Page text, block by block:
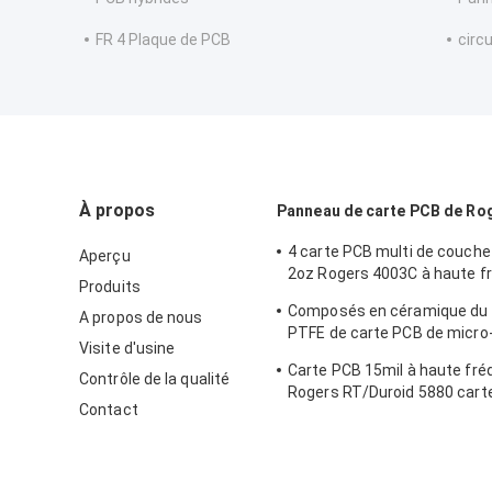
FR 4 Plaque de PCB
À propos
Aperçu
Produits
A propos de nous
Visite d'usine
Contrôle de la qualité
Contact
Panneau de carte PCB de
4 carte PCB multi de
2oz Rogers 4003C à haute
Composés en céramique du
PTFE de carte PCB de
Carte PCB 15mil à haute
Rogers RT/Duroid 5880